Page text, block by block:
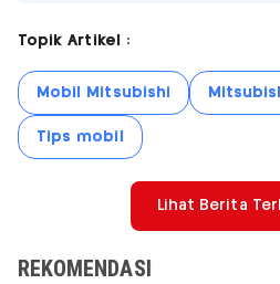
Topik Artikel :
Mobil Mitsubishi
Tips mobil
Lihat Berita